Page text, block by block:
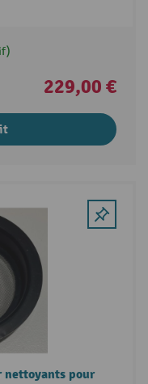
229,00 €
nettoyants pour